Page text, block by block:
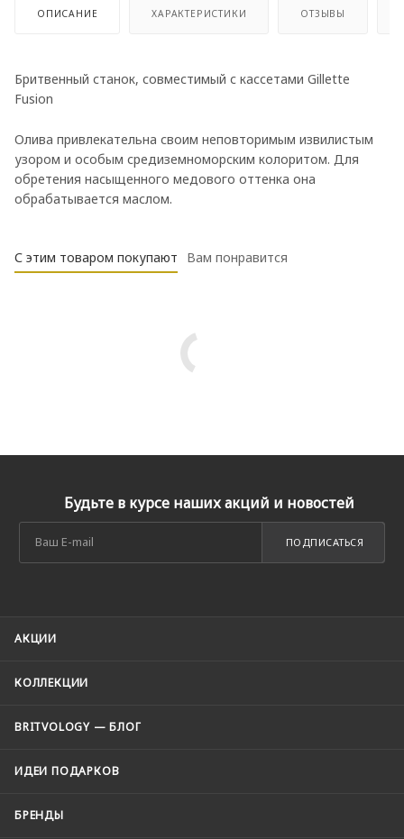
ОПИСАНИЕ ХАРАКТЕРИСТИКИ ОТЗЫВЫ
Бритвенный станок, совместимый с кассетами Gillette
Fusion
Олива привлекательна своим неповторимым извилистым
узором и особым средиземноморским колоритом. Для
обретения насыщенного медового оттенка она
обрабатывается маслом.
С этим товаром покупают Вам понравится
Будьте в курсе наших акций и новостей
ПОДПИСАТЬСЯ
АКЦИИ
КОЛЛЕКЦИИ
BRITVOLOGY — БЛОГ
ИДЕИ ПОДАРКОВ
БРЕНДЫ